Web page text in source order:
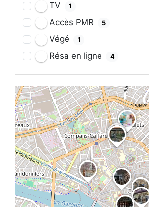
TV 1
Accès PMR 5
Végé 1
Résa en ligne 4